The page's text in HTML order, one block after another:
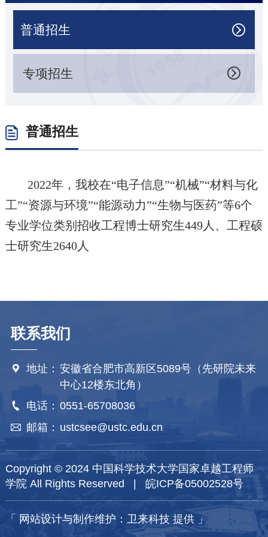
普通招生 
专项招生 
普通招生
2022年，我校在“电子信息”“机械”“材料与化
工”“资源与环境”“能源动力”“生物与医药”等6个
专业学位类别招收工程博士研究生449人、工程硕
士研究生2640人
联系我们
 地址： 安徽省合肥市高新区5089号（先研院未来
中心12楼东北角）
 电话： 0551-65708036
 邮箱： ustcsee@ustc.edu.cn
Copyright © 2024 中国科学技术大学国家卓越工程师
学院 All Rights Reserved | 皖ICP备05002528号
「 网站设计与制作维护：卫来科技 提供」